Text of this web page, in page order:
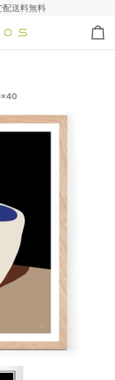
送料無料
カ
ー